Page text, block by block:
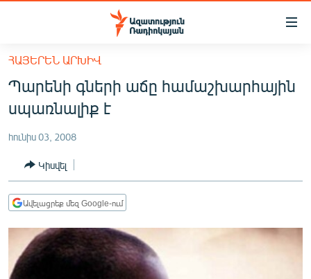
Մատչելիության
հիմնական
բովանդակությանը
հիմնական
մենյուին
ՀԱՅԱՍՏԱՆ
ՔԱՂԱՔԱԿԱՆ
ԸՆՏՐՈՒԹՅՈՒՆՆԵՐ 2026
ԻՐԱՎՈՒՆՔ
ՀԱՍԱՐԱԿՈՒԹՅՈՒՆ
ՂԱՐԱԲԱՂ
ՊԱՏԵՐԱԶՄԻ 6 ՇԱԲԱԹՆԵՐԸ
ՀԱՅԵՐԵՆ ԱՐԽԻՎ
Պարենի գների աճը համաշխարհային
սպառնալիք է
հունիս 03, 2008
Կիսվել
Ավելացրեք մեզ Google-ում